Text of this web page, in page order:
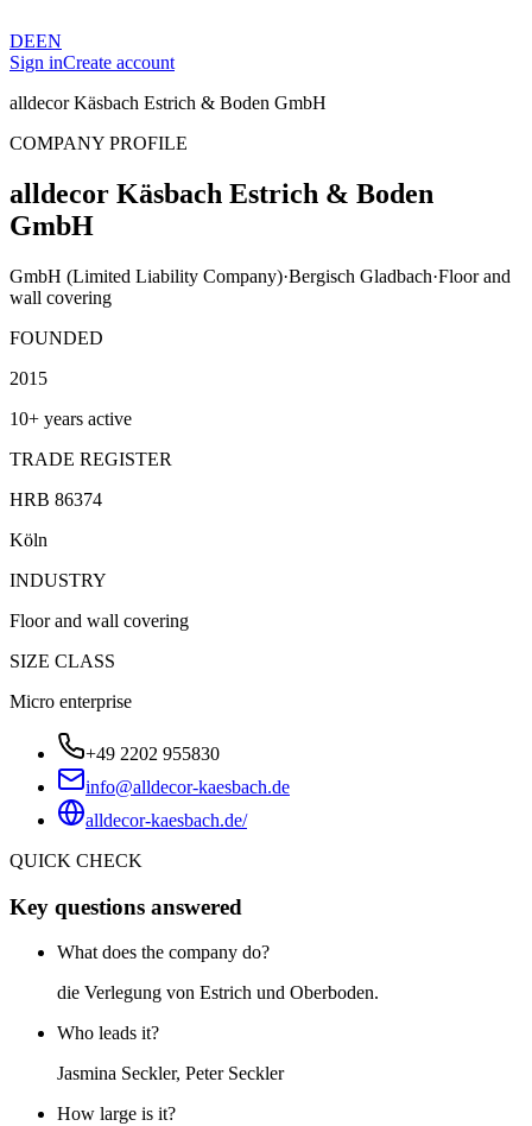
DEEN
Sign inCreate account
alldecor Käsbach Estrich & Boden GmbH
COMPANY PROFILE
alldecor Käsbach Estrich & Boden
GmbH
GmbH (Limited Liability Company)·Bergisch Gladbach·Floor and
wall covering
FOUNDED
2015
10+ years active
TRADE REGISTER
HRB 86374
Köln
INDUSTRY
Floor and wall covering
SIZE CLASS
Micro enterprise
+49 2202 955830
info@alldecor-kaesbach.de
alldecor-kaesbach.de/
QUICK CHECK
Key questions answered
What does the company do?
die Verlegung von Estrich und Oberboden.
Who leads it?
Jasmina Seckler, Peter Seckler
How large is it?